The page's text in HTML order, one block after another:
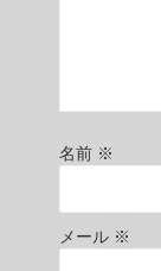
名前 ※
メール ※